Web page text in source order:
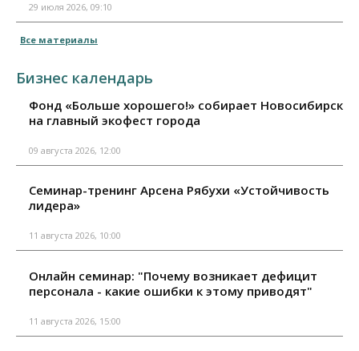
29 июля 2026, 09:10
Все материалы
Бизнес календарь
Фонд «Больше хорошего!» собирает Новосибирск
на главный экофест города
09 августа 2026, 12:00
Семинар-тренинг Арсена Рябухи «Устойчивость
лидера»
11 августа 2026, 10:00
Онлайн семинар: "Почему возникает дефицит
персонала - какие ошибки к этому приводят"
11 августа 2026, 15:00